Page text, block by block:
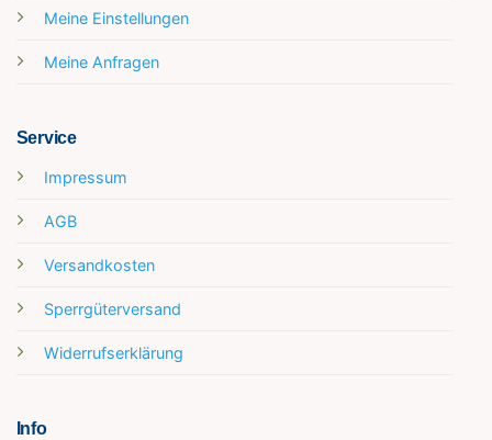
Meine Einstellungen
Meine Anfragen
Service
Impressum
AGB
Versandkosten
Sperrgüterversand
Widerrufserklärung
Info